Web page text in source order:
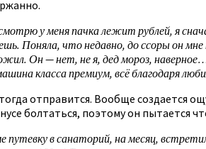
у меня пачка лежит рублей, я
что недавно, до ссоры он мне
Он — нет, не я, дед мороз,
класса премиум, всё благодаря
отправится. Вообще
болтаться, поэтому он пытается
в санаторий, на месяц,